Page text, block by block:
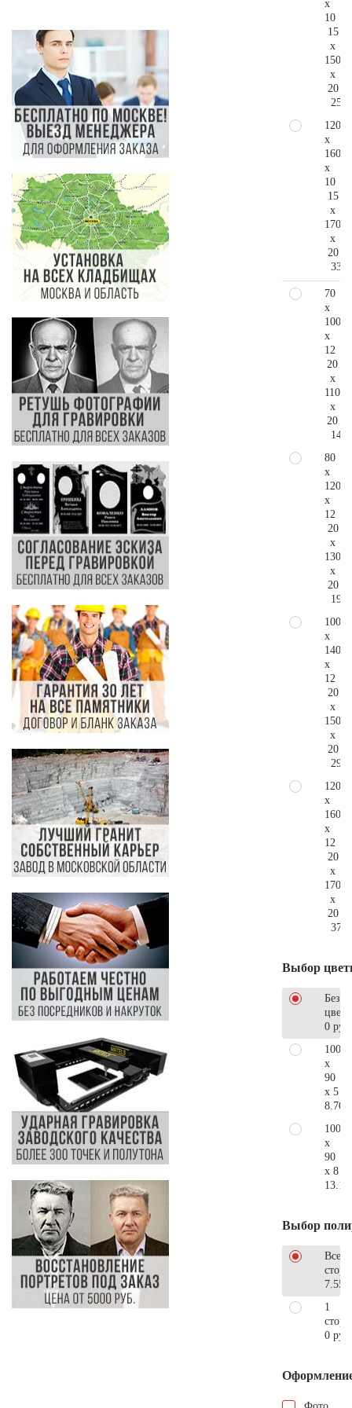
x
10
15
x
150
x
20
120
x
160
x
10
15
x
170
x
20
70
x
100
x
12
20
x
110
x
20
80
x
120
x
12
20
x
130
x
20
100
x
140
x
12
20
x
150
x
20
120
x
160
x
12
20
x
170
x
20
Выбор
Без
0 руб.
100
x
90
x 5
100
x
90
x 8
Выбор
Все
1
0 руб.